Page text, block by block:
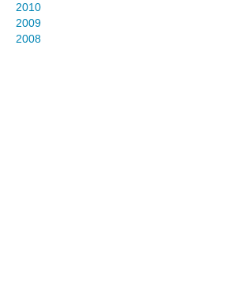
2010
2009
2008